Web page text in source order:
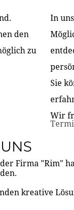
& REFERENZEN
den
zu
In
Sie
Wir
Firma "Rim"
kreative